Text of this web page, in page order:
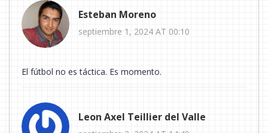
Esteban Moreno
septiembre 1, 2024 AT 00:10
El fútbol no es táctica. Es momento.
Leon Axel Teillier del Valle